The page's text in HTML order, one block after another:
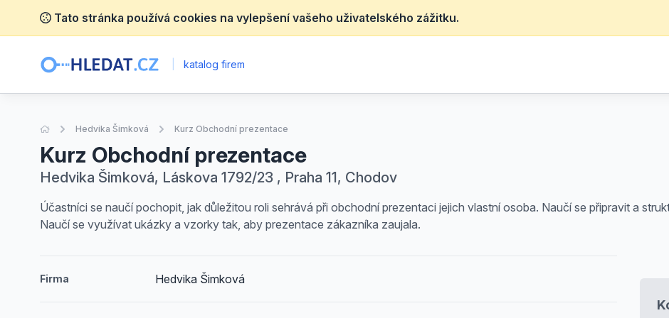
Tato stránka používá cookies na vylepšení vašeho uživatelského zážitku.
katalog firem
Úvodní stránka
Hedvika Šimková Kurz Obchodní prezentace
Kurz Obchodní prezentace
Hedvika Šimková, Láskova 1792/23 , Praha 11, Chodov
Účastníci se naučí pochopit, jak důležitou roli sehrává při obchodní prezentaci jejich vlastní osoba. Naučí se připravit a
Naučí se využívat ukázky a vzorky tak, aby prezentace zákazníka zaujala.
Firma Hedvika Šimková